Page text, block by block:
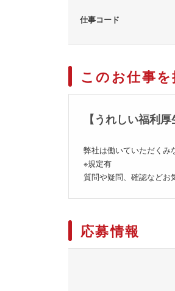
仕事コード
このお仕事
【うれしい福利
弊社は働いていただくみ
※規定有
質問や疑問、確認など
応募情報